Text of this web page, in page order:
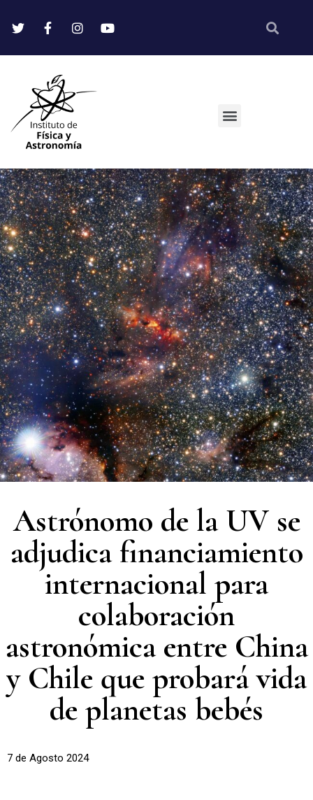
Astrónomo de la UV se
adjudica financiamiento
internacional para
colaboración
astronómica entre China
y Chile que probará vida
de planetas bebés
7 de Agosto 2024